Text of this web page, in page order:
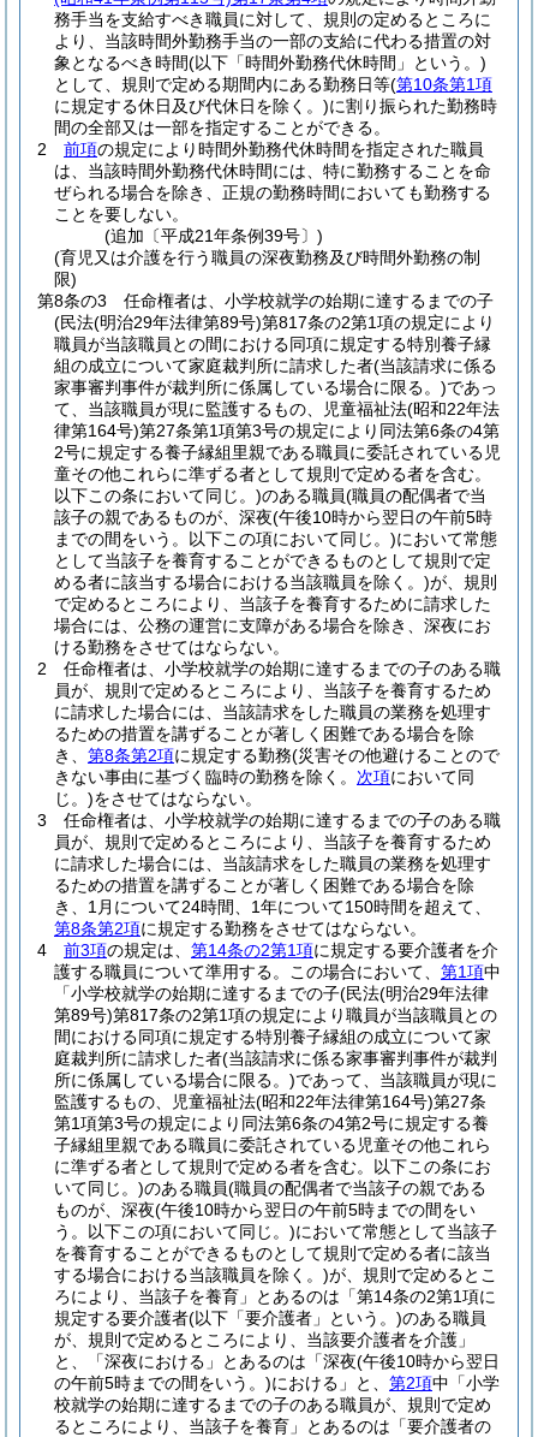
務手当を支給すべき職員に対して、規則の定めるところに
より、当該時間外勤務手当の一部の支給に代わる措置の対
象となるべき時間(以下「時間外勤務代休時間」という。)
として、規則で定める期間内にある勤務日等(第10条第1項
に規定する休日及び代休日を除く。)に割り振られた勤務時
間の全部又は一部を指定することができる。
2
前項の規定により時間外勤務代休時間を指定された職員
は、当該時間外勤務代休時間には、特に勤務することを命
ぜられる場合を除き、正規の勤務時間においても勤務する
ことを要しない。
(追加〔平成21年条例39号〕)
(育児又は介護を行う職員の深夜勤務及び時間外勤務の制
限)
第8条の3
任命権者は、小学校就学の始期に達するまでの子
(民法(明治29年法律第89号)第817条の2第1項の規定により
職員が当該職員との間における同項に規定する特別養子縁
組の成立について家庭裁判所に請求した者(当該請求に係る
家事審判事件が裁判所に係属している場合に限る。)であっ
て、当該職員が現に監護するもの、児童福祉法(昭和22年法
律第164号)第27条第1項第3号の規定により同法第6条の4第
2号に規定する養子縁組里親である職員に委託されている児
童その他これらに準ずる者として規則で定める者を含む。
以下この条において同じ。)のある職員(職員の配偶者で当
該子の親であるものが、深夜(午後10時から翌日の午前5時
までの間をいう。以下この項において同じ。)において常態
として当該子を養育することができるものとして規則で定
める者に該当する場合における当該職員を除く。)が、規則
で定めるところにより、当該子を養育するために請求した
場合には、公務の運営に支障がある場合を除き、深夜にお
ける勤務をさせてはならない。
2
任命権者は、小学校就学の始期に達するまでの子のある職
員が、規則で定めるところにより、当該子を養育するため
に請求した場合には、当該請求をした職員の業務を処理す
るための措置を講ずることが著しく困難である場合を除
き、 第8条第2項に規定する勤務(災害その他避けることので
きない事由に基づく臨時の勤務を除く。 次項において同
じ。)をさせてはならない。
3
任命権者は、小学校就学の始期に達するまでの子のある職
員が、規則で定めるところにより、当該子を養育するため
に請求した場合には、当該請求をした職員の業務を処理す
るための措置を講ずることが著しく困難である場合を除
き、1月について24時間、1年について150時間を超えて、
第8条第2項に規定する勤務をさせてはならない。
4
前3項の規定は、 第14条の2第1項に規定する要介護者を介
護する職員について準用する。
この場合において、 第1項中
「小学校就学の始期に達するまでの子(民法(明治29年法律
第89号)第817条の2第1項の規定により職員が当該職員との
間における同項に規定する特別養子縁組の成立について家
庭裁判所に請求した者(当該請求に係る家事審判事件が裁判
所に係属している場合に限る。)であって、当該職員が現に
監護するもの、児童福祉法(昭和22年法律第164号)第27条
第1項第3号の規定により同法第6条の4第2号に規定する養
子縁組里親である職員に委託されている児童その他これら
に準ずる者として規則で定める者を含む。以下この条にお
いて同じ。)のある職員(職員の配偶者で当該子の親である
ものが、深夜(午後10時から翌日の午前5時までの間をい
う。以下この項において同じ。)において常態として当該子
を養育することができるものとして規則で定める者に該当
する場合における当該職員を除く。)が、規則で定めるとこ
ろにより、当該子を養育」とあるのは「第14条の2第1項に
規定する要介護者(以下「要介護者」という。)のある職員
が、規則で定めるところにより、当該要介護者を介護」
と、「深夜における」とあるのは「深夜(午後10時から翌日
の午前5時までの間をいう。)における」と、 第2項中「小学
校就学の始期に達するまでの子のある職員が、規則で定め
るところにより、当該子を養育」とあるのは「要介護者の